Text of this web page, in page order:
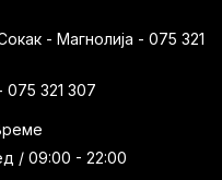
- Магнолија - 075 321
321 307
/ 09:00 - 22:00